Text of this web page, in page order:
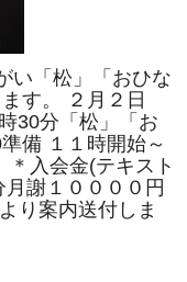
い「松」「おひな
す。 ２月２日
30分「松」「お
備 １１時開始～
入会金(テキスト
謝１００００円
り案内送付しま